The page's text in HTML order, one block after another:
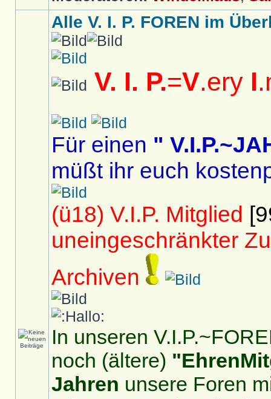
Alle V. I. P. FOREN im
V. I. P.=V.ery I
Für einen "
müßt ihr euch
(ü18) V.I.P. Mitglied
uneingeschränkter
Archiven
In unseren
noch (ältere)
Jahren unsere Foren